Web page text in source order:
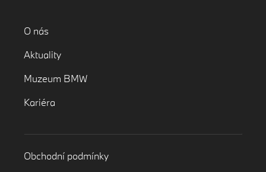
O nás
Aktuality
Muzeum BMW
Kariéra
Obchodní podmínky